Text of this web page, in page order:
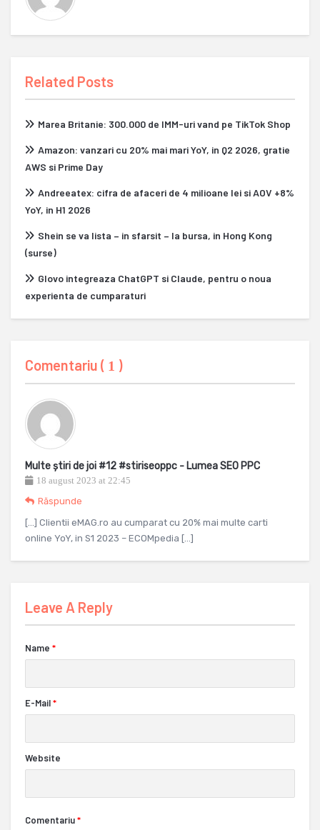
Related Posts
Marea Britanie: 300.000 de IMM-uri vand pe TikTok Shop
Amazon: vanzari cu 20% mai mari YoY, in Q2 2026, gratie
AWS si Prime Day
Andreeatex: cifra de afaceri de 4 milioane lei si AOV +8%
YoY, in H1 2026
Shein se va lista – in sfarsit – la bursa, in Hong Kong
(surse)
Glovo integreaza ChatGPT si Claude, pentru o noua
experienta de cumparaturi
Comentariu ( 1 )
Multe știri de joi #12 #stiriseoppc - Lumea SEO PPC
18 august 2023 at 22:45
Răspunde
[…] Clientii eMAG.ro au cumparat cu 20% mai multe carti
online YoY, in S1 2023 – ECOMpedia […]
Leave A Reply
Name *
E-Mail*
Website
Comentariu*